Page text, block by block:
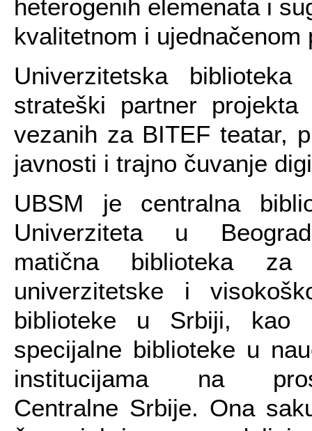
heterogenih elemenata i
kvalitetnom i
Univerzitetska
strateški partner
vezanih za BITEF teatar,
javnosti i trajno čuvanje
UBSM je centralna
Univerziteta u
matična biblioteka za
univerzitetske i
biblioteke u Srbiji,
specijalne biblioteke u
institucijama na
Centralne Srbije. Ona